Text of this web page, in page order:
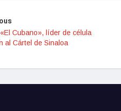
Cubano», líder de célula
al Cártel de Sinaloa